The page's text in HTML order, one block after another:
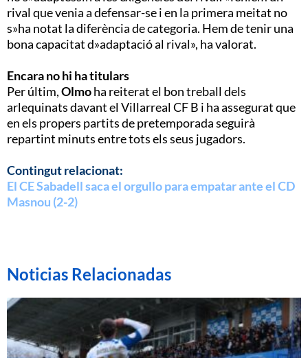
rival que venia a defensar-se i en la primera meitat no
s»ha notat la diferència de categoria. Hem de tenir una
bona capacitat d»adaptació al rival», ha valorat.
Encara no hi ha titulars
Per últim,Olmoha reiterat el bon treball dels
arlequinats davant el Villarreal CF B i ha assegurat que
en els propers partits de pretemporada seguirà
repartint minuts entre tots els seus jugadors.
Contingut relacionat:
El CE Sabadell saca el orgullo para empatar ante el CD
Masnou (2-2)
Noticias Relacionadas